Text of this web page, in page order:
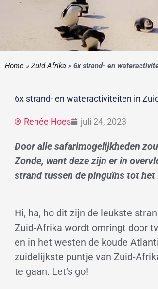
Home » Zuid-Afrika » 6x strand- en
6x strand- en wateractiviteiten in
Renée Hoes juli 24, 2023
Door alle safarimogelijkheden
Zonde, want deze zijn er in
strand tussen de pinguïns tot
Hi, ha, ho dit zijn de leukste
Zuid-Afrika wordt omringt door
en in het westen de koude
zuidelijkste puntje van Zuid-
te gaan. Let’s go!